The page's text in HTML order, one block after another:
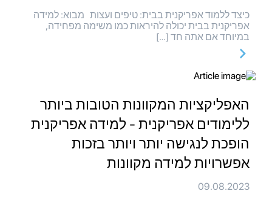
כיצד ללמוד אפריקנית בבית: טיפים ועצות מבוא: למידה
אפריקנית בבית יכולה להיראות כמו משימה מפחידה,
במיוחד אם אתה חד […]
האפליקציות המקוונות הטובות ביותר
ללימודים אפריקנית - למידה אפריקנית
הופכת לנגישה יותר ויותר בזכות
אפשרויות למידה מקוונות
09.08.2023